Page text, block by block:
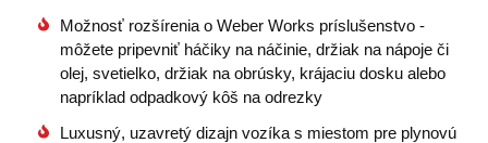
Možnosť rozšírenia o Weber Works príslušenstvo -
môžete pripevniť háčiky na náčinie, držiak na nápoje či
olej, svetielko, držiak na obrúsky, krájaciu dosku alebo
napríklad odpadkový kôš na odrezky
Luxusný, uzavretý dizajn vozíka s miestom pre plynovú